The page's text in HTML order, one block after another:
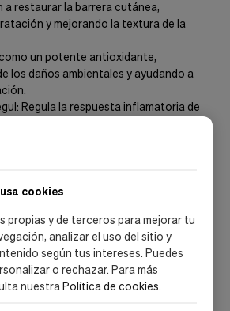
cookies
propias y de terceros para mejorar tu
analizar el uso del sitio y
según tus intereses. Puedes
o rechazar. Para más
nuestraPolítica de cookies.
a restaurar la barrera cutánea,
y mejorando la textura de la
un potente antioxidante,
los daños ambientales y ayudando a
Regula la respuesta inflamatoria de
a controlar la actividad de la enzima
a la inflamación y problemas